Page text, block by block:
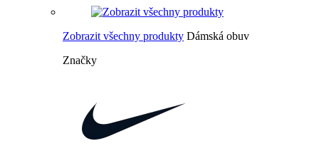
Zobrazit všechny produkty Dámská obuv
Značky